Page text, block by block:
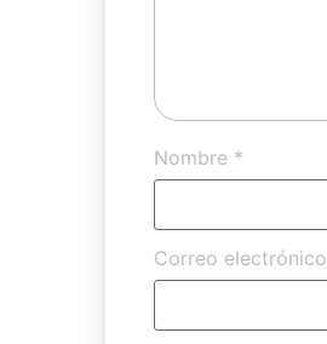
Nombre *
Correo electrónico